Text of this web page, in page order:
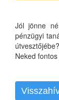
Jól jönne
pénzügyi
Neked